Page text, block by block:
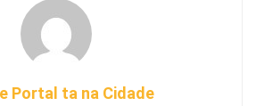
Portal ta na Cidade